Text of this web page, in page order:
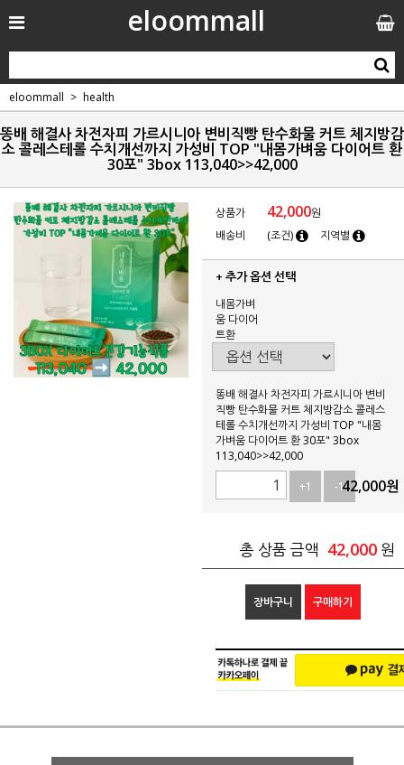
eloommall
eloommall health
똥배 해결사 차전자피 가르시니아 변비직빵 탄수화물 커트 체지방감
소 콜레스테롤 수치개선까지 가성비 TOP "내몸가벼움 다이어트 환
30포" 3box 113,040>>42,000
상품가 42,000원
배송비
(조건) 지역별
+ 추가 옵션 선택
내몸가벼
움 다이어
트환
똥배 해결사 차전자피 가르시니아 변비
직빵 탄수화물 커트 체지방감소 콜레스
테롤 수치개선까지 가성비 TOP "내몸
가벼움 다이어트 환 30포" 3box
113,040>>42,000
+1
-142,000원
총 상품 금액 42,000 원
장바구니 구매하기